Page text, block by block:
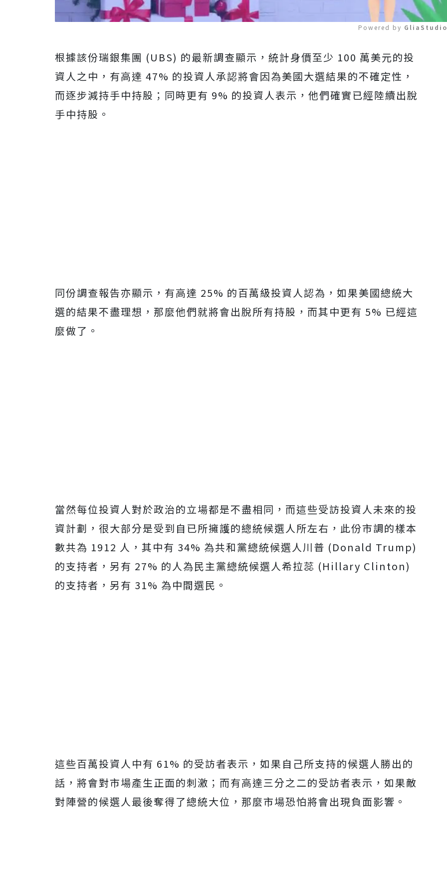
Mute
Powered by
根據該份瑞銀集團 (UBS) 的最新調查顯示，統計身價至少 100 萬美元的投
資人之中，有高達 47% 的投資人承認將會因為美國大選結果的不確定性，
而逐步減持手中持股；同時更有 9% 的投資人表示，他們確實已經陸續出脫
手中持股。
同份調查報告亦顯示，有高達 25% 的百萬級投資人認為，如果美國總統大
選的結果不盡理想，那麼他們就將會出脫所有持股，而其中更有 5% 已經這
麼做了。
當然每位投資人對於政治的立場都是不盡相同，而這些受訪投資人未來的投
資計劃，很大部分是受到自已所擁護的總統候選人所左右，此份市調的樣本
數共為 1912 人，其中有 34% 為共和黨總統候選人川普 (Donald Trump)
的支持者，另有 27% 的人為民主黨總統候選人希拉蕊 (Hillary Clinton)
的支持者，另有 31% 為中間選民。
這些百萬投資人中有 61% 的受訪者表示，如果自己所支持的候選人勝出的
話，將會對市場產生正面的刺激；而有高達三分之二的受訪者表示，如果敵
對陣營的候選人最後奪得了總統大位，那麼市場恐怕將會出現負面影響。